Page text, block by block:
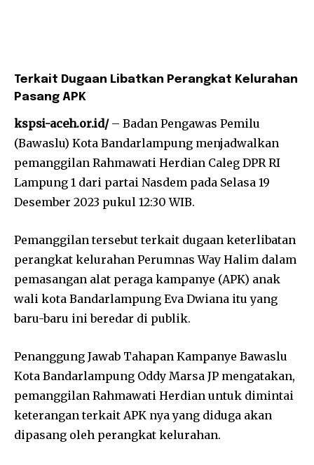
Terkait Dugaan Libatkan Perangkat Kelurahan
Pasang APK
kspsi-aceh.or.id/– Badan Pengawas Pemilu
(Bawaslu) Kota Bandarlampung menjadwalkan
pemanggilan Rahmawati Herdian Caleg DPR RI
Lampung 1 dari partai Nasdem pada Selasa 19
Desember 2023 pukul 12:30 WIB.
Pemanggilan tersebut terkait dugaan keterlibatan
perangkat kelurahan Perumnas Way Halim dalam
pemasangan alat peraga kampanye (APK) anak
wali kota Bandarlampung Eva Dwiana itu yang
baru-baru ini beredar di publik.
Penanggung Jawab Tahapan Kampanye Bawaslu
Kota Bandarlampung Oddy Marsa JP mengatakan,
pemanggilan Rahmawati Herdian untuk dimintai
keterangan terkait APK nya yang diduga akan
dipasang oleh perangkat kelurahan.